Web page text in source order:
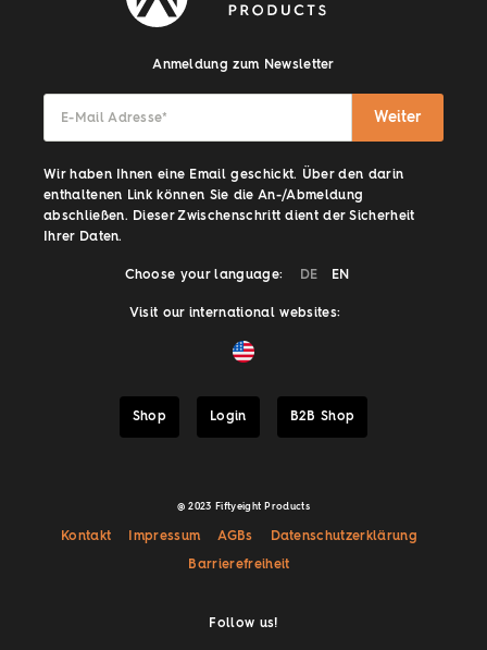
Anmeldung zum Newsletter
E-Mail Adresse* Weiter
Wir haben Ihnen eine Email geschickt. Über den darin
enthaltenen Link können Sie die An-/Abmeldung
abschließen. Dieser Zwischenschritt dient der Sicherheit
Ihrer Daten.
Choose your language: DE EN
Visit our international websites:
Shop Login B2B Shop
@ 2023 Fiftyeight Products
Kontakt Impressum AGBs Datenschutzerklärung
Barrierefreiheit
Follow us!